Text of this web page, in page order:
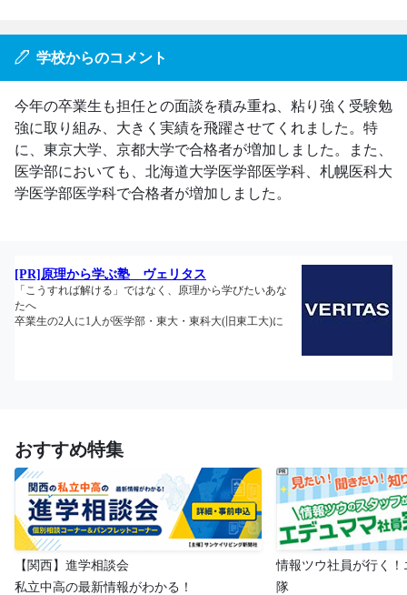
学校からのコメント
今年の卒業生も担任との面談を積み重ね、粘り強く受験勉
強に取り組み、大きく実績を飛躍させてくれました。特
に、東京大学、京都大学で合格者が増加しました。また、
医学部においても、北海道大学医学部医学科、札幌医科大
学医学部医学科で合格者が増加しました。
おすすめ特集
【関西】進学相談会
私立中高の最新情報がわかる！
情報ツウ社員が行く
隊